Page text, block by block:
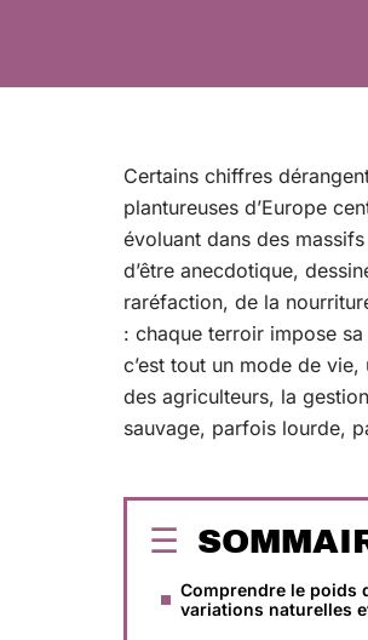
Certains chiffres
plantureuses d’Europe
évoluant dans des
d’être anecdotique,
raréfaction, de la
: chaque terroir impose
c’est tout un mode de
des agriculteurs, la
sauvage, parfois lourde,
Comprendre le poids
variations naturelles